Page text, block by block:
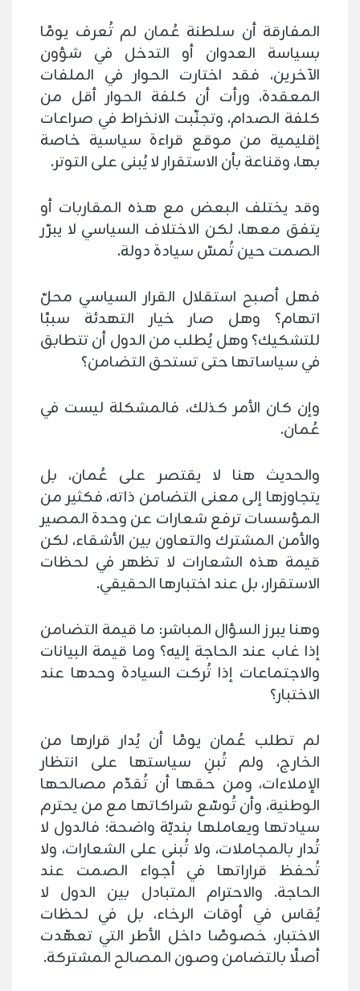
المفارقة أن سلطنة عُمان لم تُعرف يومًا
بسياسة العدوان أو التدخل في شؤون
الآخرين، فقد اختارت الحوار في الملفات
المعقدة، ورأت أن كلفة الحوار أقل من
كلفة الصدام، وتجنّبت الانخراط في صراعات
إقليمية من موقع قراءة سياسية خاصة
بها، وقناعة بأن الاستقرار لا يُبنى على التوتر.
وقد يختلف البعض مع هذه المقاربات أو
يتفق معها، لكن الاختلاف السياسي لا يبرّر
الصمت حين تُمسّ سيادة دولة.
فهل أصبح استقلال القرار السياسي محلّ
اتهام؟ وهل صار خيار التهدئة سببًا
للتشكيك؟ وهل يُطلب من الدول أن تتطابق
في سياساتها حتى تستحق التضامن؟
وإن كان الأمر كذلك، فالمشكلة ليست في
عُمان.
والحديث هنا لا يقتصر على عُمان، بل
يتجاوزها إلى معنى التضامن ذاته، فكثير من
المؤسسات ترفع شعارات عن وحدة المصير
والأمن المشترك والتعاون بين الأشقاء، لكن
قيمة هذه الشعارات لا تظهر في لحظات
الاستقرار، بل عند اختبارها الحقيقي.
وهنا يبرز السؤال المباشر: ما قيمة التضامن
إذا غاب عند الحاجة إليه؟ وما قيمة البيانات
والاجتماعات إذا تُركت السيادة وحدها عند
الاختبار؟
لم تطلب عُمان يومًا أن يُدار قرارها من
الخارج، ولم تُبنِ سياستها على انتظار
الإملاءات، ومن حقها أن تُقدّم مصالحها
الوطنية، وأن تُوسّع شراكاتها مع من يحترم
سيادتها ويعاملها بنديّة واضحة؛ فالدول لا
تُدار بالمجاملات، ولا تُبنى على الشعارات، ولا
تُحفظ قراراتها في أجواء الصمت عند
الحاجة. والاحترام المتبادل بين الدول لا
يُقاس في أوقات الرخاء، بل في لحظات
الاختبار، خصوصًا داخل الأطر التي تعهّدت
أصلًا بالتضامن وصون المصالح المشتركة.